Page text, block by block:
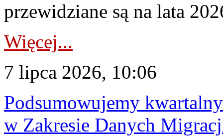
przewidziane są na lata
Więcej...
7 lipca 2026, 10:06
Podsumowujemy
w Zakresie Danych